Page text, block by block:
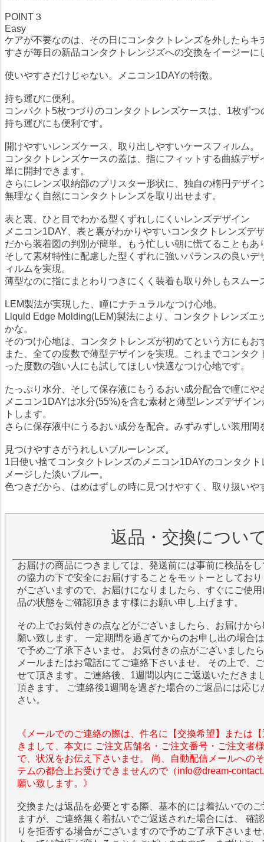
POINT３
Easy
ケアが不要なのは、その日にコンタクトレンズを外したらキ
すさが毎日の新品コンタクトレンジズへの交換をイージーに
使いやすさだけじゃない。メニコン1DAYの特徴。
持ち運びに便利。
コンパクト5枚つづりのコンタクトレンズケースは、1枚ず
持ち運びにも便利です。
開けやすいレンズケース、取り出しやすいケースフィルム。
コンタクトレンズケースの蓋は、指にフィットする曲線デザ
単に開封できます。
さらにレンズ収納部のプリスター形状に、独自の楕円デザイ
無理なく自然にコンタクトレンズを取り出せます。
表と裏、ひと目でわかる型くずれしにくいレンズデザイン
メニコン1DAY、表と裏がわかりやすいコンタクトレンズデ
だから装着図の判別が簡単。もう忙しい朝に慌てることもあ
そして素材特性に配慮した型くずれに強いバランスの良いデ
ィルムを実現。
薄型なのに指にまとわりつきにくく装着も取り外しもスムー
LEM製法が実現した、瞳にナチュラルなつけ心地。
Llquld Edge Molding(LEM)製法により、コンタクトレンズエ
かな。
そのつけ心地は、コンタクトレンズが初めてという方にもお
また、全ての度数で薄型デザインを実現。これまでコンタ
った度数の強い人にも試してほしい快適なつけ心地です。
たっぷり水分、そして保存液にもうるおい成分配合で瞳にや
メニコン1DAYは水分(55%)を含む素材と薄型レンズデザイ
トします。
さらに保存液中にうるおい成分を配合。みずみずしい装用間
見つけやすさがうれしいブルーレンズ。
1日使い捨てコンタクトレンズのメニコン1DAYのコンタク
メージした淡いブルー。
色つきだから、はめはずしの時に見つけやすく、取り扱いや
返品・交換につい
お届けの商品につきましては、発送前には事前に検品を
の協力の下で安全にお届けすることをモットーとしてお
がございますので、お届けになりましたら、すぐにご使
品の状態をご確認頂きます様にお願い申し上げます。
その上でお気付きの点などがございましたら、お届けか
願い致します。 一定期間を過ぎてからのお申し出の場合
で予めご了承下さいませ。 お気付きの点がございました
メールまたはお電話にてご連絡下さいませ。 その上で、
せて頂きます。ご連絡後、1週間以内にご返送いただきま
頂きます。 ご連絡後1週間を過ぎた場合のご返品には応
さい。
《メールでのご連絡の際は、件名に【交換希望】または
きまして、本文に ご注文店舗名・ご注文番号・ご注文者
で、状況をお伝え下さいませ。 尚、自動配信メールへの
テムの都合上お受けできませんので（info@dream-
願い致します。》
交換または返品を必要とする際、基本的には着払いでの
ますが、ご連絡無く着払いでご返送された場合には、 確
りを拒否する場合がございますので予めご了承下さいま